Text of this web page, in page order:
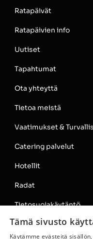
Ratapäivät
Ratapäivien info
Uutiset
Tapahtumat
Ota yhteyttä
Tietoa meistä
Vaatimukset &
Catering palvelut
Hotellit
Radat
Tietosuojakäytäntö
Rata-alueen säännöt
Tämä sivusto
Käytämme evästeitä